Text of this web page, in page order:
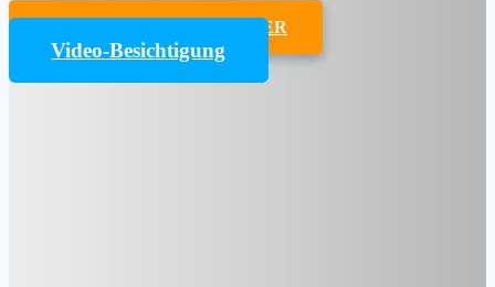
UMZUGSKOSTENRECHNER
Video-Besichtigung